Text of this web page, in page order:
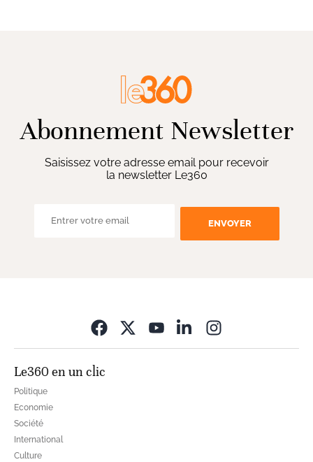
Abonnement Newsletter
Saisissez votre adresse email pour recevoir
la newsletter Le360
ENVOYER
Le360 en un clic
Politique
Economie
Société
International
Culture